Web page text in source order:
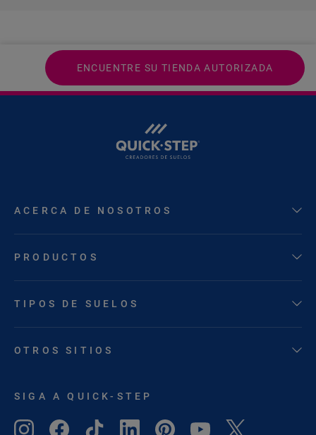
ENCUENTRE SU TIENDA AUTORIZADA
ACERCA DE NOSOTROS
PRODUCTOS
TIPOS DE SUELOS
OTROS SITIOS
SIGA A QUICK-STEP